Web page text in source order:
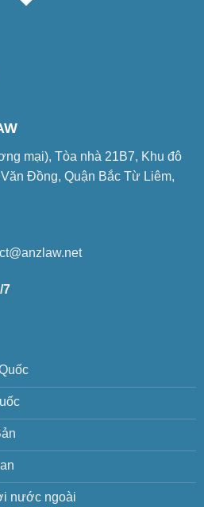
mại), Tòa nhà 21B7, Khu đô
Đồng, Quận Bắc Từ Liêm,
7
nước ngoài